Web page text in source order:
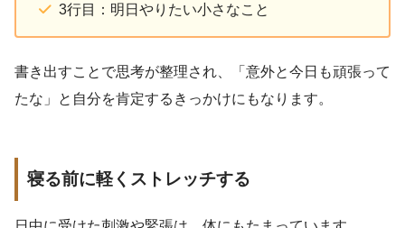
3行目：明日やりたい小さなこと
書き出すことで思考が整理され、「意外と今日も頑張って
たな」と自分を肯定するきっかけにもなります。
寝る前に軽くストレッチする